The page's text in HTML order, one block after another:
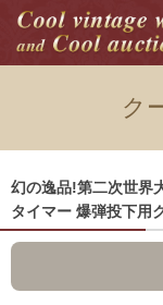
ク
幻の逸品!第二次世界
タイマー 爆弾投下用